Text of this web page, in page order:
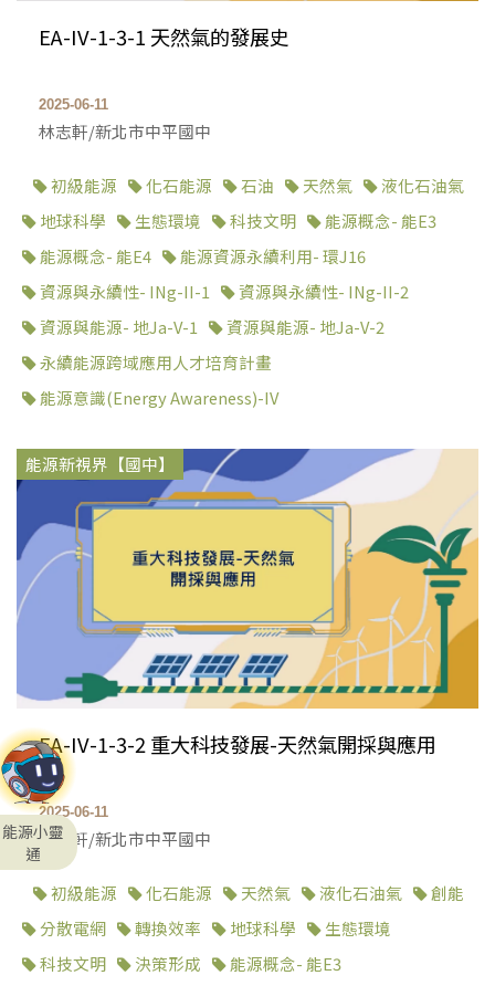
EA-IV-1-3-1 天然氣的發展史
2025-06-11
林志軒/新北市中平國中
初級能源 化石能源 石油 天然氣
液化石油氣
地球科學
生態環境 科技文明
能源概念- 能E3
能源概念- 能E4
能源資源永續利用- 環J16
資源與永續性- INg-II-1
資源與永續性- INg-II-2
資源與能源- 地Ja-V-1
資源與能源- 地Ja-V-2
永續能源跨域應用人才培育計畫
能源意識(Energy Awareness)-IV
能源新視界【國中】
EA-IV-1-3-2 重大科技發展-天然氣開採與應用
2025-06-11
林志軒/新北市中平國中
初級能源 化石能源 天然氣 液化石油氣
創能
分散電網
轉換效率 地球科學
生態環境
科技文明
決策形成
能源概念- 能E3
能源小靈
通